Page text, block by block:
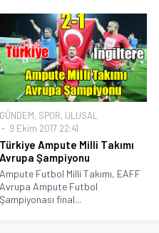
GÜNDEM, SPOR, ULUSAL
9 Ekim 2017 22:41
Türkiye Ampute Milli Takımı
Avrupa Şampiyonu
Ampute Futbol Milli Takımı, EAFF
Avrupa Ampute Futbol
Şampiyonası final...